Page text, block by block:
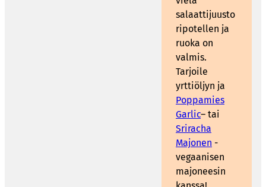
salaattijuusto
ripotellen ja
ruoka on
valmis.
Tarjoile
yrttiöljyn ja
Poppamies
Garlic– tai
Sriracha
Majonen -
vegaanisen
majoneesin